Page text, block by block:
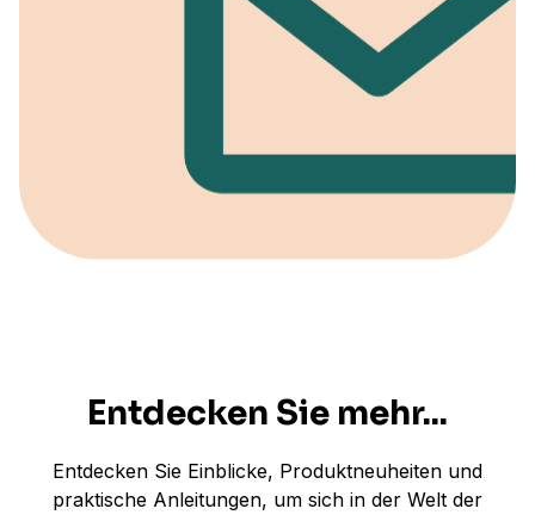
Entdecken Sie mehr...
Entdecken Sie Einblicke, Produktneuheiten und
praktische Anleitungen, um sich in der Welt der